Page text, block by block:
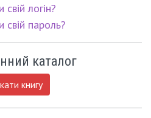
свій логін?
свій пароль?
каталог
книгу